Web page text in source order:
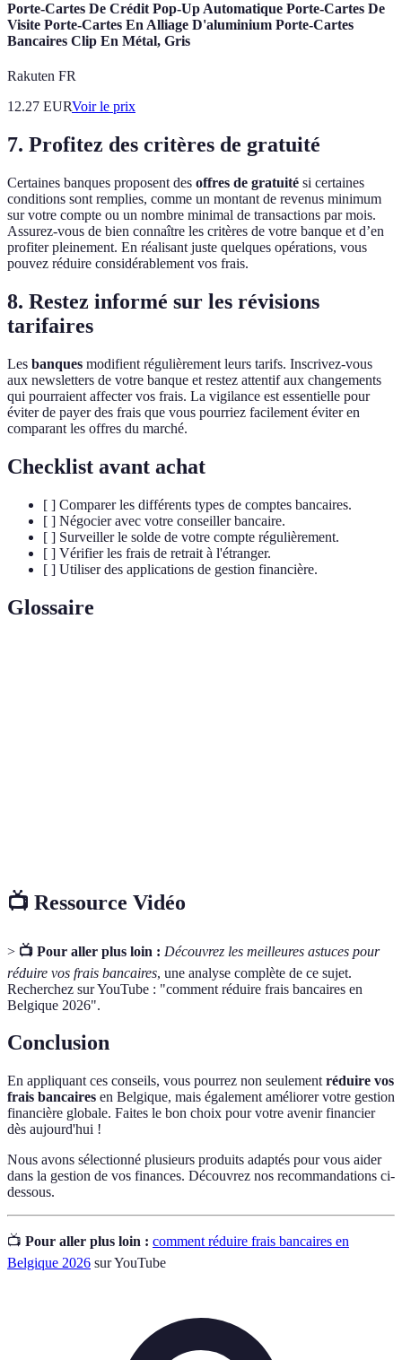
Porte-Cartes De Crédit Pop-Up Automatique Porte-Cartes De
Visite Porte-Cartes En Alliage D'aluminium Porte-Cartes
Bancaires Clip En Métal, Gris
Rakuten FR
12.27 EURVoir le prix
7. Profitez des critères de gratuité
Certaines banques proposent des offres de gratuité si certaines
conditions sont remplies, comme un montant de revenus minimum
sur votre compte ou un nombre minimal de transactions par mois.
Assurez-vous de bien connaître les critères de votre banque et d’en
profiter pleinement. En réalisant juste quelques opérations, vous
pouvez réduire considérablement vos frais.
8. Restez informé sur les révisions
tarifaires
Les banques modifient régulièrement leurs tarifs. Inscrivez-vous
aux newsletters de votre banque et restez attentif aux changements
qui pourraient affecter vos frais. La vigilance est essentielle pour
éviter de payer des frais que vous pourriez facilement éviter en
comparant les offres du marché.
Checklist avant achat
[ ] Comparer les différents types de comptes bancaires.
[ ] Négocier avec votre conseiller bancaire.
[ ] Surveiller le solde de votre compte régulièrement.
[ ] Vérifier les frais de retrait à l'étranger.
[ ] Utiliser des applications de gestion financière.
Glossaire
📺 Ressource Vidéo
> 📺 Pour aller plus loin : Découvrez les meilleures astuces pour
réduire vos frais bancaires, une analyse complète de ce sujet.
Recherchez sur YouTube : "comment réduire frais bancaires en
Belgique 2026".
Conclusion
En appliquant ces conseils, vous pourrez non seulement réduire vos
frais bancaires en Belgique, mais également améliorer votre gestion
financière globale. Faites le bon choix pour votre avenir financier
dès aujourd'hui !
Nous avons sélectionné plusieurs produits adaptés pour vous aider
dans la gestion de vos finances. Découvrez nos recommandations ci-
dessous.
📺 Pour aller plus loin : comment réduire frais bancaires en
Belgique 2026 sur YouTube